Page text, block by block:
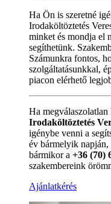
Ha Ön is szeretné
Irodaköltöztetés
minket és mondja el
segíthetünk.
Számunkra fontos,
szolgáltatásunkkal,
piacon elérhető
Ha megválaszolatlan
Irodaköltöztetés
igénybe venni a
év bármelyik napján,
bármikor a +36 (70)
szakembereink
Ajánlatkérés